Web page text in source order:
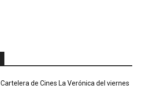
Cartelera de Cines La Verónica del viernes